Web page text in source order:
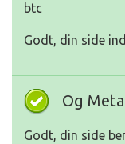
btc
Godt, din side
Og
Godt, din side